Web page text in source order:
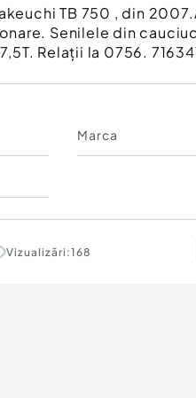
TB 750 , din
Senilele din
Relații la 0756.
Marca
Vizualizări:168